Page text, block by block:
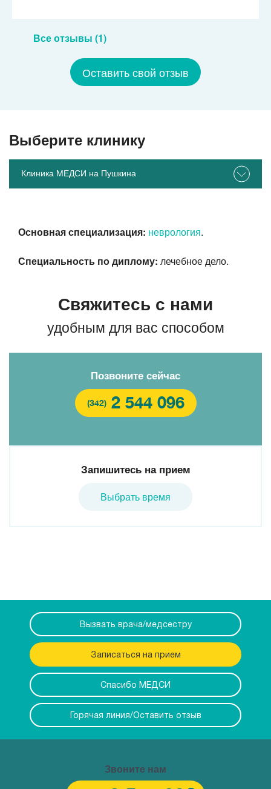
Все отзывы (1)
Оставить свой отзыв
Выберите клинику
Клиника МЕДСИ на Пушкина
Основная специализация: неврология.
Специальность по диплому: лечебное дело.
Свяжитесь с нами
удобным для вас способом
Позвоните сейчас
(342) 2 544 096
Запишитесь на прием
Выбрать время
Вызвать врача/медсестру
Записаться на прием
Спасибо МЕДСИ
Горячая линия/Оставить отзыв
Звоните нам